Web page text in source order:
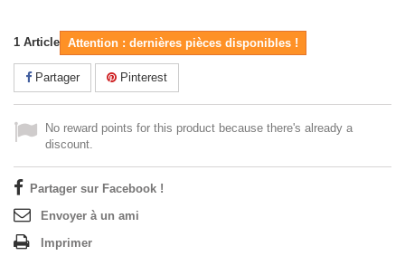
1 Article Attention : dernières pièces disponibles !
Partager Pinterest
No reward points for this product because there's already a
discount.
Partager sur Facebook !
Envoyer à un ami
Imprimer